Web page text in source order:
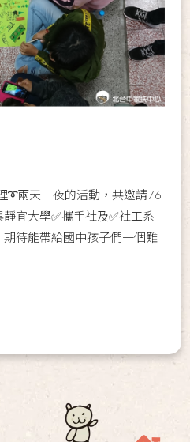
➰兩天一夜的活動，共邀請76
宜大學✅攜手社及✅社工系
待能帶給國中孩子們一個難